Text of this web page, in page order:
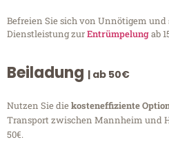
Befreien Sie sich von Unnötigem und
Dienstleistung zurEntrümpelungab
Beiladung | ab 50€
Nutzen Sie diekosteneffiziente
Transport zwischen Mannheim und
50€.